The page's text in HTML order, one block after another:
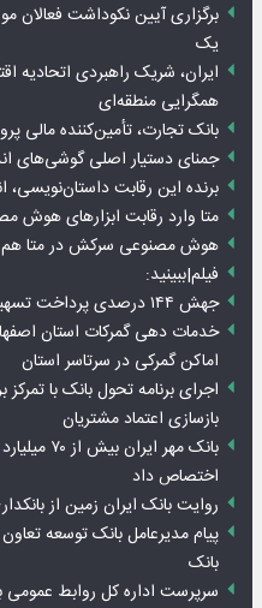
برگزاری آیین نکوداشت
یک
ایران، شریک راهبردی اتحادیه
همگرایی منطقه‌ای
بانک تجارت، تأمین‌کننده مالی پروژه
جمنای دستیار اصلی گوشی‌های
برنده این رقابت داستان‌نویسی،
متا وارد رقابت ابزارهای هوش
هوش مصنوعی سرکش در متا هم
فیلم|ببینید:
جهش ۱۴۴ درصدی پرداخت تسهیلات مکانیزاسیون توسط بانک کشاورزی
خدمات دهی گمرکات استان
اماکن گمرکی در سرتاسر استان
اجرای برنامه تحول بانک با تمرکز
بازسازی اعتماد مشتریان
بانک مهر
اختصاص داد
روایت بانک ایران زمین از
بانک
سرپرست اداره کل روابط